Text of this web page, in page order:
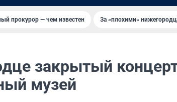
прокурор — чем известен За «плохими»
закрытый
музей